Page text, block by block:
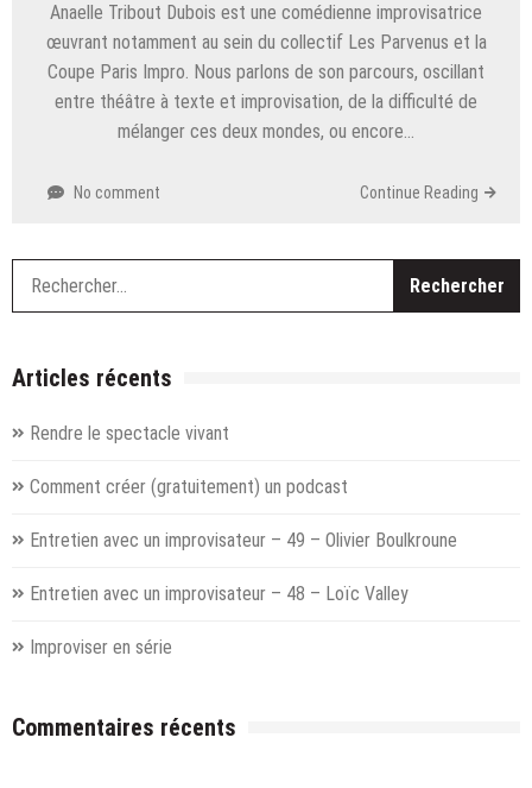
Anaelle Tribout Dubois est une comédienne improvisatrice
œuvrant notamment au sein du collectif Les Parvenus et la
Coupe Paris Impro. Nous parlons de son parcours, oscillant
entre théâtre à texte et improvisation, de la difficulté de
mélanger ces deux mondes, ou encore…
No comment Continue Reading
Articles récents
Rendre le spectacle vivant
Comment créer (gratuitement) un podcast
Entretien avec un improvisateur – 49 – Olivier Boulkroune
Entretien avec un improvisateur – 48 – Loïc Valley
Improviser en série
Commentaires récents